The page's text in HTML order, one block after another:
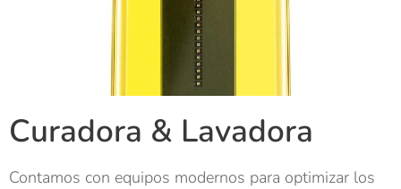
Curadora & Lavadora
Contamos con equipos modernos para optimizar los